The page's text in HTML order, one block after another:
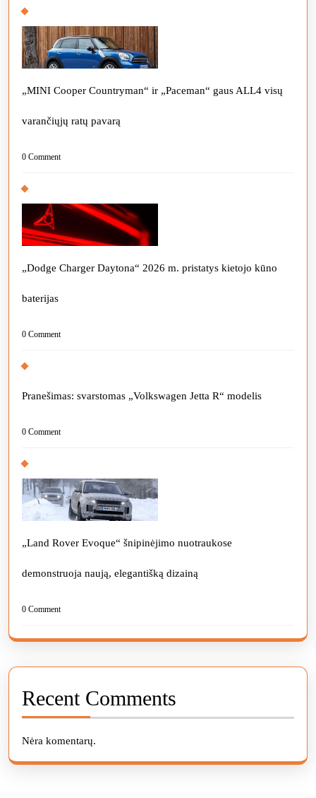
„MINI Cooper Countryman“ ir „Paceman“ gaus ALL4 visų
varančiųjų ratų pavarą
0 Comment
„Dodge Charger Daytona“ 2026 m. pristatys kietojo kūno
baterijas
0 Comment
Pranešimas: svarstomas „Volkswagen Jetta R“ modelis
0 Comment
„Land Rover Evoque“ šnipinėjimo nuotraukose
demonstruoja naują, elegantišką dizainą
0 Comment
Recent Comments
Nėra komentarų.